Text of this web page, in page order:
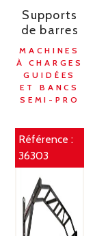
Supports
de barres
MACHINES
À CHARGES
GUIDÉES
ET BANCS
SEMI-PRO
Référence :
36303